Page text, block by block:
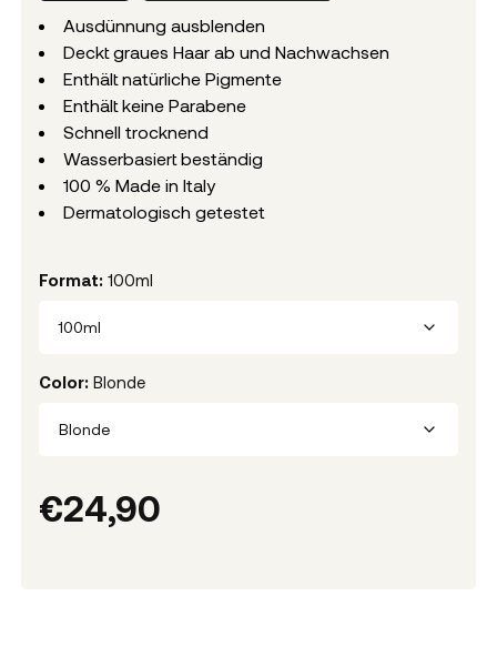
Ausdünnung ausblenden
Deckt graues Haar ab und Nachwachsen
Enthält natürliche Pigmente
Enthält keine Parabene
Schnell trocknend
Wasserbasiert beständig
100 % Made in Italy
Dermatologisch getestet
Format: 100ml
100ml
Color: Blonde
Blonde
€24,90